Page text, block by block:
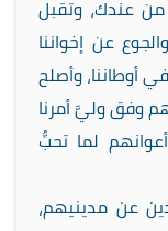
عندك، وتقبل
عن إخواننا
أوطاننا، وأصلح
وفق وليَّ أمرنا
لما تحبُّ
عن مدينيهم،